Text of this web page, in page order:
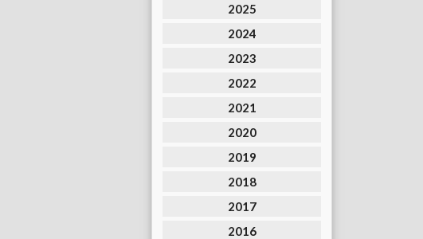
2025
2024
2023
2022
2021
2020
2019
2018
2017
2016